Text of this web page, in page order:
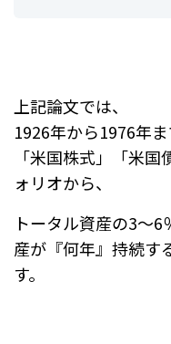
上記論文では、
1926年から1976年
「米国株式」「米
ォリオから、
トータル資産の3～6
産が『何年』持続す
す。